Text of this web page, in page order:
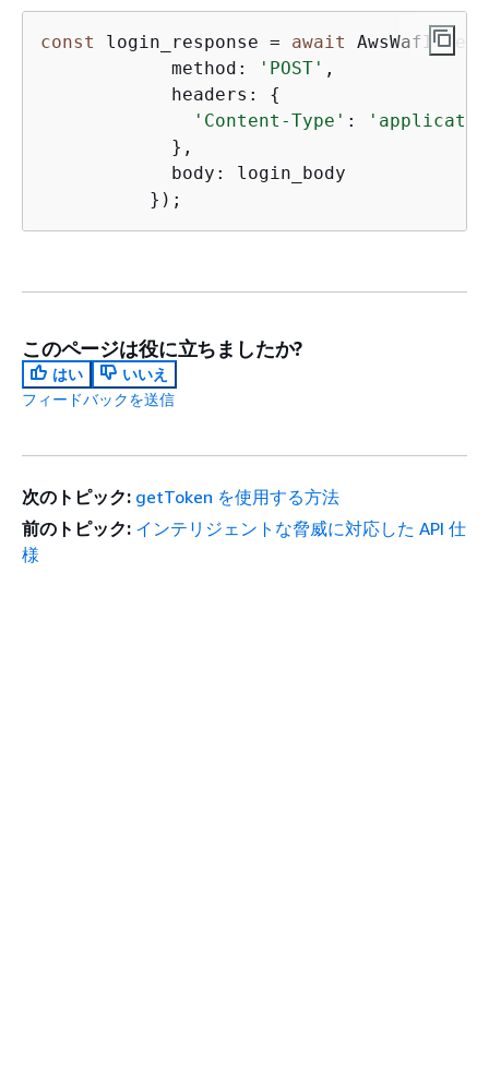
const login_response = await
	    method:
'POST' ,
	    headers:
{
'Content-Type' :
	  });
このページは役に立ちましたか?
はい
いいえ
フィードバックを送信
次のトピック: getToken を使用する方法
前のトピック: インテリジェントな脅威に対応した API 仕
様